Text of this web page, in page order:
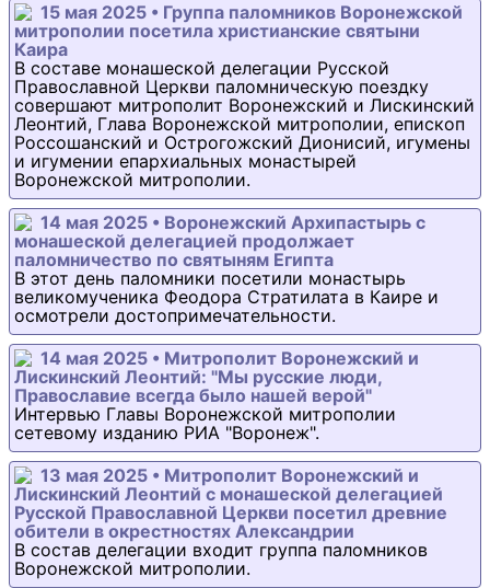
15 мая 2025 • Группа паломников Воронежской
митрополии посетила христианские святыни
Каира
В составе монашеской делегации Русской
Православной Церкви паломническую поездку
совершают митрополит Воронежский и Лискинский
Леонтий, Глава Воронежской митрополии, епископ
Россошанский и Острогожский Дионисий, игумены
и игумении епархиальных монастырей
Воронежской митрополии.
14 мая 2025 • Воронежский Архипастырь с
монашеской делегацией продолжает
паломничество по святыням Египта
В этот день паломники посетили монастырь
великомученика Феодора Стратилата в Каире и
осмотрели достопримечательности.
14 мая 2025 • Митрополит Воронежский и
Лискинский Леонтий: "Мы русские люди,
Православие всегда было нашей верой"
Интервью Главы Воронежской митрополии
сетевому изданию РИА "Воронеж".
13 мая 2025 • Митрополит Воронежский и
Лискинский Леонтий с монашеской делегацией
Русской Православной Церкви посетил древние
обители в окрестностях Александрии
В состав делегации входит группа паломников
Воронежской митрополии.